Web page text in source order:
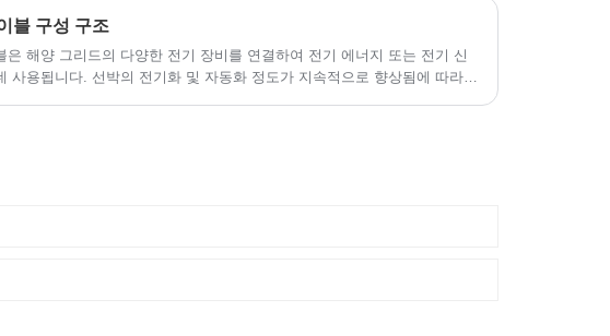
블 구성 구조
은 해양 그리드의 다양한 전기 장비를 연결하여 전기 에너지 또는 전기 신
사용됩니다. 선박의 전기화 및 자동화 정도가 지속적으로 향상됨에 따라